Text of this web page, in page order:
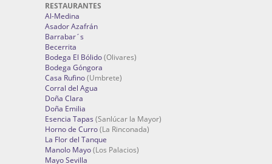
RESTAURANTES
Al-Medina
Asador Azafrán
Barrabar´s
Becerrita
Bodega El Bólido(Olivares)
Bodega Góngora
Casa Rufino(Umbrete)
Corral del Agua
Doña Clara
Doña Emilia
Esencia Tapas (Sanlúcar la Mayor)
Horno de Curro(La Rinconada)
La Flor del Tanque
Manolo Mayo(Los Palacios)
Mayo Sevilla